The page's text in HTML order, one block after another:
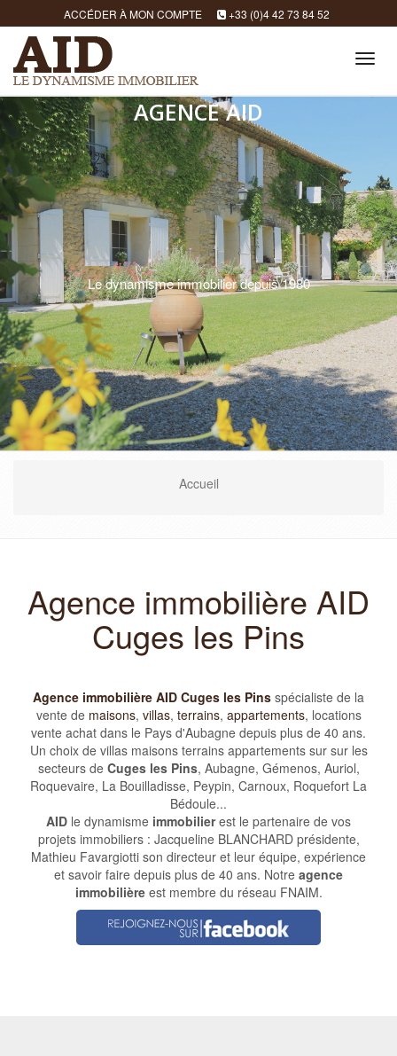
ACCÉDER À MON COMPTE +33 (0)4 42 73 84 52
AGENCE AID
Le dynamisme immobilier depuis 1980
Accueil
Agence immobilière AID
Cuges les Pins
Agence immobilière AID Cuges les Pins spécialiste de la
vente de maisons, villas, terrains, appartements, locations
vente achat dans le Pays d'Aubagne depuis plus de 40 ans.
Un choix de villas maisons terrains appartements sur sur les
secteurs de Cuges les Pins, Aubagne, Gémenos, Auriol,
Roquevaire, La Bouilladisse, Peypin, Carnoux, Roquefort La
Bédoule...
AID le dynamisme immobilierest le partenaire de vos
projets immobiliers : Jacqueline BLANCHARD présidente,
Mathieu Favargiotti son directeur et leur équipe, expérience
et savoir faire depuis plus de 40 ans. Notre agence
immobilièreest membre du réseau FNAIM.